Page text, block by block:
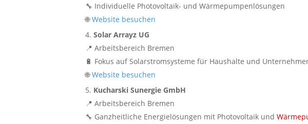
🔧 Individuelle Photovoltaik- und Wärmepumpenlösungen
🌐Website besuchen
Solar Arrayz UG
📍 Arbeitsbereich Bremen
🔋 Fokus auf Solarstromsysteme für Haushalte und
🌐Website besuchen
Kucharski Sunergie GmbH
📍 Arbeitsbereich Bremen
🔧 Ganzheitliche Energielösungen mit Photovoltaik und